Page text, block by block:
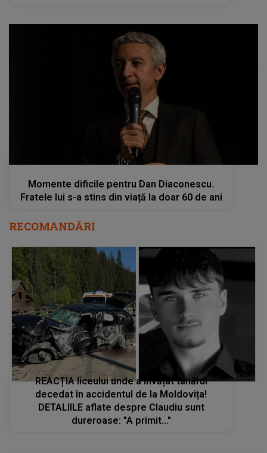
kanald2.ro
Momente dificile pentru Dan Diaconescu.
Fratele lui s-a stins din viață la doar 60 de ani
RECOMANDĂRI
REACȚIA liceului unde a învățat tânărul
decedat în accidentul de la Moldovița!
DETALIILE aflate despre Claudiu sunt
dureroase: "A primit..."